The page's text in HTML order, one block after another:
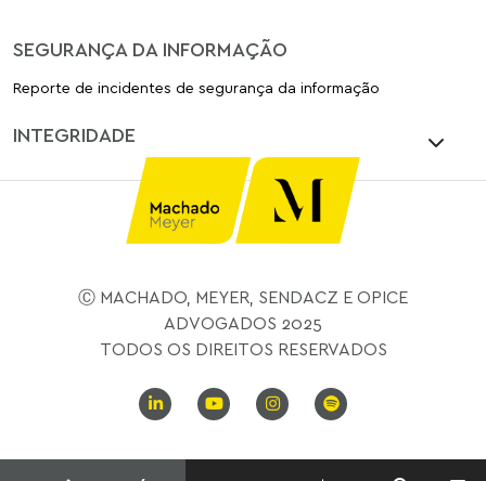
SEGURANÇA DA INFORMAÇÃO
Reporte de incidentes de segurança da informação
INTEGRIDADE
Ⓒ MACHADO, MEYER, SENDACZ E OPICE
ADVOGADOS 2025
TODOS OS DIREITOS RESERVADOS